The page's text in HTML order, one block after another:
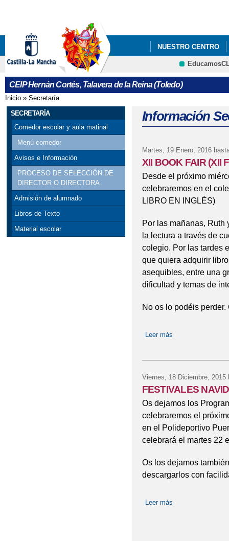
NUESTRO CENTRO
PROYECTO
REPARTO FRUTA Y
CEIP Hernán Cortés, Talavera de la Reina (Toledo)
Se encuentra usted aquí
Inicio » Secretaría
SECRETARÍA
Comedor escolar y aula matinal
Menú comedor
Avisos e Información
PROCESO DE SELECCIÓN DE
DIRECTOR O DIRECTORA
Admisión de alumnado
Libros de Texto
Material escolar
Información
Martes, 19 Enero, 2016
XII BOOK FAIR (XII
Desde el próximo
celebraremos en el
LIBRO EN INGLÉS)
Por las mañanas, Ruth
la lectura a través de
colegio. Por las tardes
que quiera adquirir
asequibles, entre una
dificultad y temas de
No os lo podéis
Leer más
Viernes, 18 Diciembre, 2015
FESTIVALES
Os dejamos los
celebraremos el
en el Polideportivo
celebrará el martes 22
Os los dejamos
descargarlos con
Leer más